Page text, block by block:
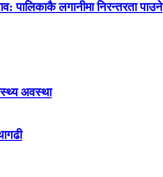
पालिकाकै लगानीमा निरन्तरता पाउने
अवस्था